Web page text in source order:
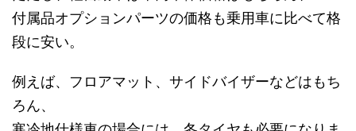
付属品オプションパーツの価格も乗用車に比べて格
段に安い。
例えば、フロアマット、サイドバイザーなどはもち
ろん、